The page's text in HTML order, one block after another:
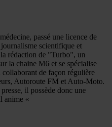
passé une licence de
scientifique et
rédaction de "Turbo", un
la chaine M6 et se spécialise
de façon régulière
Autoroute FM et Auto-Moto.
il possède donc une
anime «